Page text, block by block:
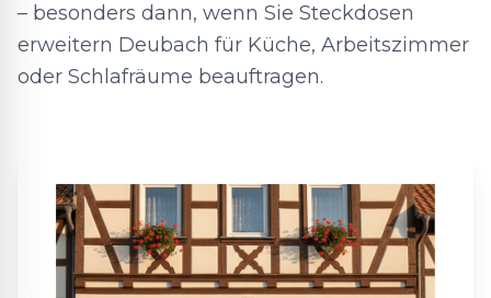
– besonders dann, wenn Sie Steckdosen
erweitern Deubach für Küche, Arbeitszimmer
oder Schlafräume beauftragen.